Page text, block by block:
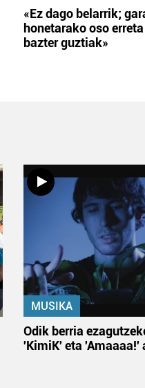
«Ez dago belarrik;
honetarako oso
bazter guztiak»
MUSIKA
Odik berria
'KimiK' eta 'Amaaaa!'